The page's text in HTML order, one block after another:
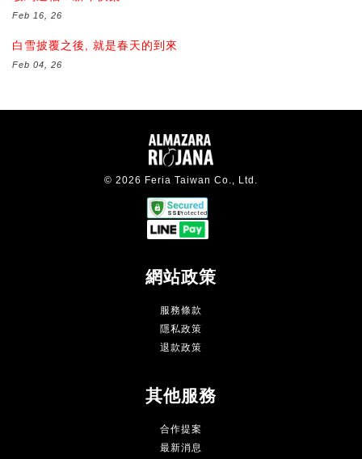
Feb 16, 26
白雪披覆之後, 就是春天的到來
Feb 04, 26
© 2026 Feria Taiwan Co., Ltd.
網站政策
服務條款
隱私政策
退款政策
其他服務
合作提案
最新消息